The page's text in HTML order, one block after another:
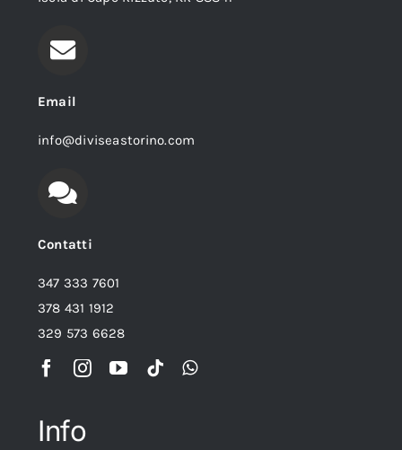
Email
info@diviseastorino.com
Contatti
347 333 7601
378 431 1912
329 573 6628
Info